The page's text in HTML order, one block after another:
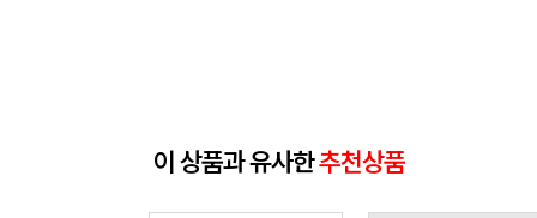
이 상품과 유사한추천상품